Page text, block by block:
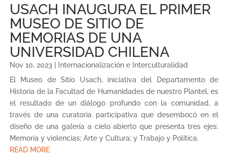
USACH INAUGURA EL PRIMER
MUSEO DE SITIO DE
MEMORIAS DE UNA
UNIVERSIDAD CHILENA
Nov 10, 2023 | Internacionalización e Interculturalidad
El Museo de Sitio Usach, iniciativa del Departamento de
Historia de la Facultad de Humanidades de nuestro Plantel, es
el resultado de un diálogo profundo con la comunidad, a
través de una curatoría participativa que desembocó en el
diseño de una galería a cielo abierto que presenta tres ejes:
Memoria y violencias; Arte y Cultura; y Trabajo y Política.
READ MORE